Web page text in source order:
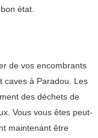
état.
de vos encombrants
caves à Paradou. Les
des déchets de
Vous vous êtes peut-
maintenant être